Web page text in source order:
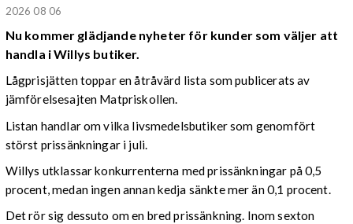
2026 08 06
Nu kommer glädjande nyheter för kunder som väljer att
handla i Willys butiker.
Lågprisjätten toppar en åtråvärd lista som publicerats av
jämförelsesajten Matpriskollen.
Listan handlar om vilka livsmedelsbutiker som genomfört
störst prissänkningar i juli.
Willys utklassar konkurrenterna med prissänkningar på 0,5
procent, medan ingen annan kedja sänkte mer än 0,1 procent.
Det rör sig dessuto om en bred prissänkning. Inom sexton